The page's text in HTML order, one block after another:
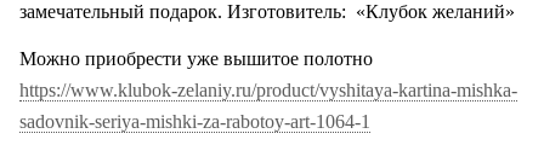
замечательный подарок. Изготовитель: «Клубок желаний»
Можно приобрести уже вышитое полотно
https://www.klubok-zelaniy.ru/product/vyshitaya-kartina-mishka-
sadovnik-seriya-mishki-za-rabotoy-art-1064-1